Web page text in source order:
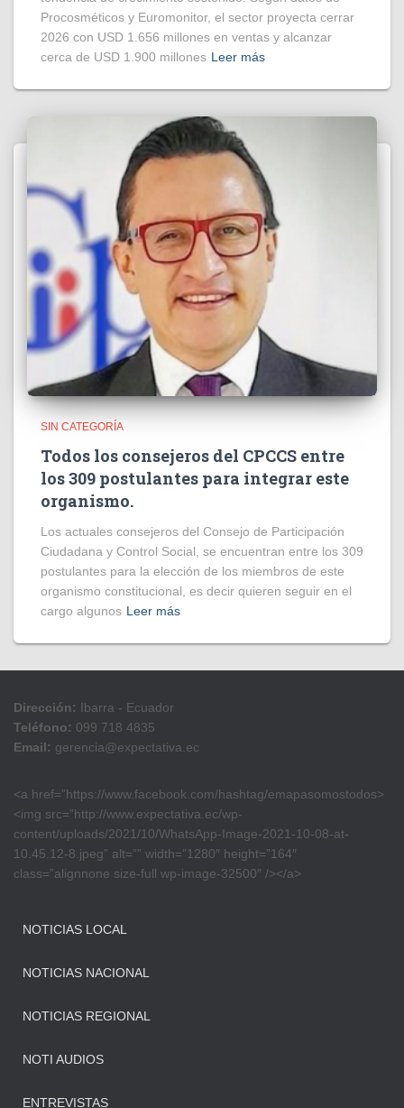
Procosméticos y Euromonitor, el sector proyecta cerrar
2026 con USD 1.656 millones en ventas y alcanzar
cerca de USD 1.900 millones Leer más
SIN CATEGORÍA
Todos los consejeros del CPCCS entre
los 309 postulantes para integrar este
organismo.
Los actuales consejeros del Consejo de Participación
Ciudadana y Control Social, se encuentran entre los 309
postulantes para la elección de los miembros de este
organismo constitucional, es decir quieren seguir en el
cargo algunos Leer más
Dirección: Ibarra - Ecuador
Teléfono: 099 718 4835
Email: gerencia@expectativa.ec
<a href=”https://www.facebook.com/hashtag/emapasomostodos>
<img src=”http://www.expectativa.ec/wp-
content/uploads/2021/10/WhatsApp-Image-2021-10-08-at-
10.45.12-8.jpeg” alt=”” width=”1280″ height=”164″
class=”alignnone size-full wp-image-32500″ /></a>
NOTICIAS LOCAL
NOTICIAS NACIONAL
NOTICIAS REGIONAL
NOTI AUDIOS
ENTREVISTAS